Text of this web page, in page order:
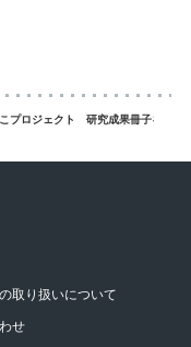
プロジェクト 研究成果冊子を発刊
取り扱いについて
せ